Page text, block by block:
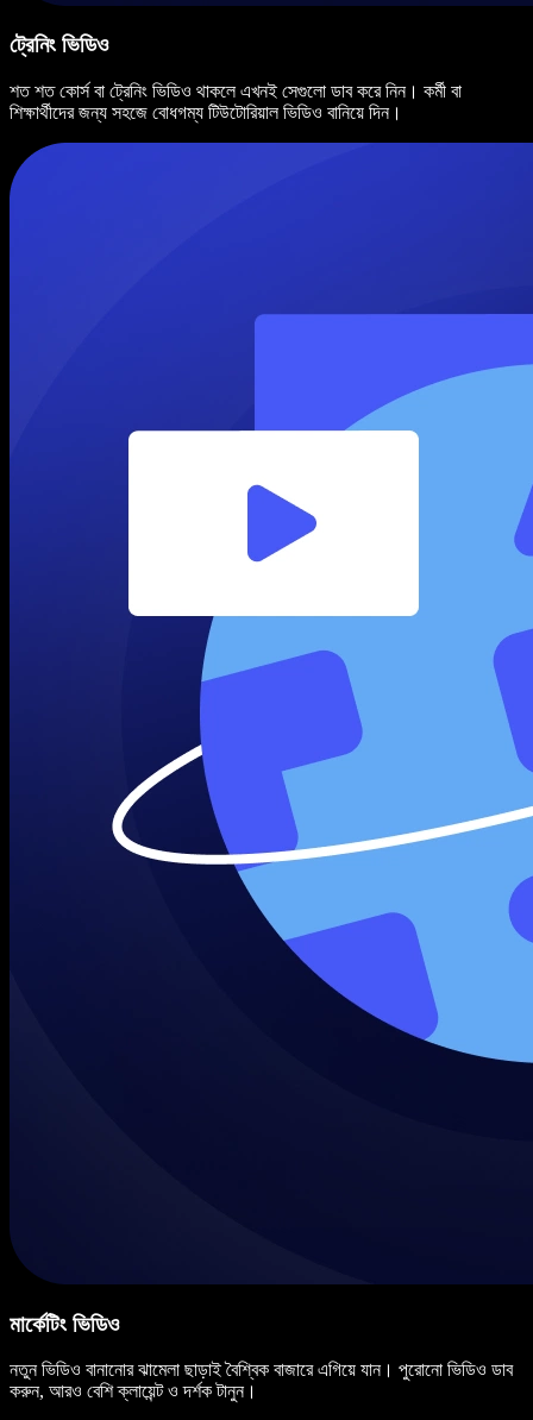
ট্রেনিং ভিডিও
শত শত কোর্স বা ট্রেনিং ভিডিও থাকলে এখনই সেগুলো ডাব করে নিন। কর্মী বা
শিক্ষার্থীদের জন্য সহজে বোধগম্য টিউটোরিয়াল ভিডিও বানিয়ে দিন।
মার্কেটিং ভিডিও
নতুন ভিডিও বানানোর ঝামেলা ছাড়াই বৈশ্বিক বাজারে এগিয়ে যান। পুরোনো ভিডিও ডাব
করুন, আরও বেশি ক্লায়েন্ট ও দর্শক টানুন।